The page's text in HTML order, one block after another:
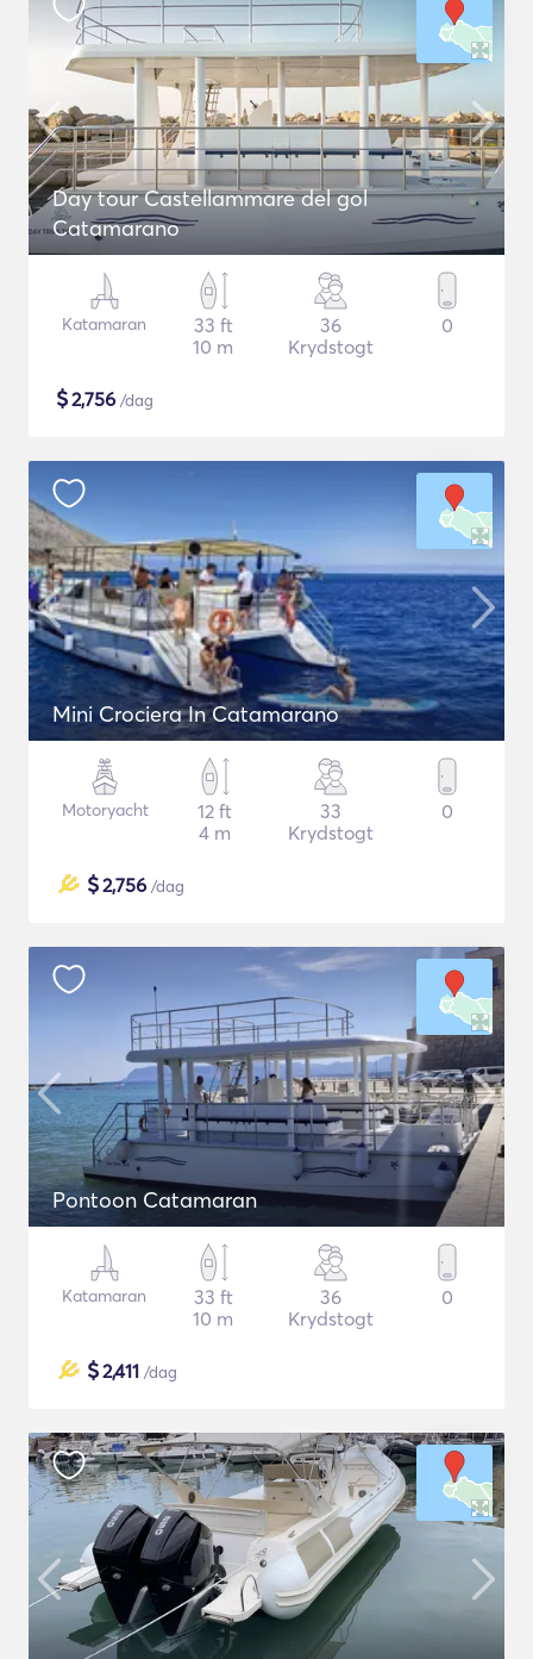
Day tour Castellammare del gol
Catamarano
Katamaran
33 ft
10 m
36
Krydstogt
0
$2,756 /dag
Mini Crociera In Catamarano
Motoryacht
12 ft
4 m
33
Krydstogt
0
$2,756 /dag
Pontoon Catamaran
Katamaran
33 ft
10 m
36
Krydstogt
0
$2,411 /dag